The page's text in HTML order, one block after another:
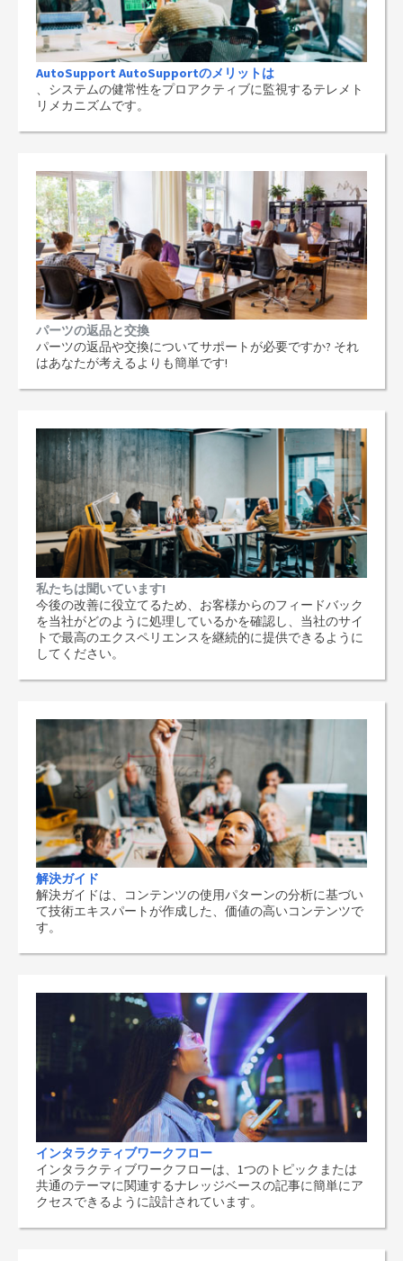
AutoSupport AutoSupportのメリットは
、システムの健常性をプロアクティブに監視するテレメト
リメカニズムです。
パーツの返品と交換
パーツの返品や交換についてサポートが必要ですか? それ
はあなたが考えるよりも簡単です!
私たちは聞いています!
今後の改善に役立てるため、お客様からのフィードバック
を当社がどのように処理しているかを確認し、当社のサイ
トで最高のエクスペリエンスを継続的に提供できるように
してください。
解決ガイド
解決ガイドは、コンテンツの使用パターンの分析に基づい
て技術エキスパートが作成した、価値の高いコンテンツで
す。
インタラクティブワークフロー
インタラクティブワークフローは、1つのトピックまたは
共通のテーマに関連するナレッジベースの記事に簡単にア
クセスできるように設計されています。